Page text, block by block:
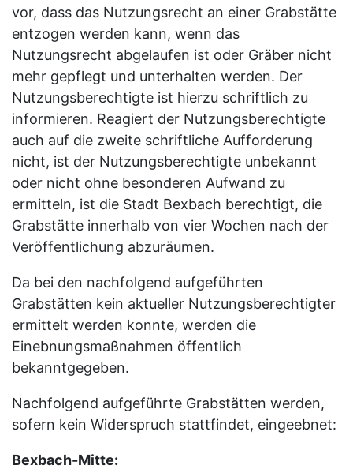
vor, dass das Nutzungsrecht an einer Grabstätte
entzogen werden kann, wenn das
Nutzungsrecht abgelaufen ist oder Gräber nicht
mehr gepflegt und unterhalten werden. Der
Nutzungsberechtigte ist hierzu schriftlich zu
informieren. Reagiert der Nutzungsberechtigte
auch auf die zweite schriftliche Aufforderung
nicht, ist der Nutzungsberechtigte unbekannt
oder nicht ohne besonderen Aufwand zu
ermitteln, ist die Stadt Bexbach berechtigt, die
Grabstätte innerhalb von vier Wochen nach der
Veröffentlichung abzuräumen.
Da bei den nachfolgend aufgeführten
Grabstätten kein aktueller Nutzungsberechtigter
ermittelt werden konnte, werden die
Einebnungsmaßnahmen öffentlich
bekanntgegeben.
Nachfolgend aufgeführte Grabstätten werden,
sofern kein Widerspruch stattfindet, eingeebnet:
Bexbach-Mitte: